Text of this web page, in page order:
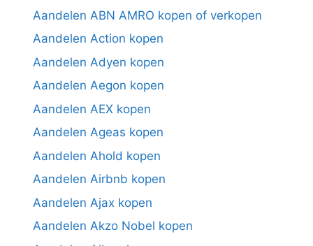
Aandelen ABN AMRO kopen of verkopen
Aandelen Action kopen
Aandelen Adyen kopen
Aandelen Aegon kopen
Aandelen AEX kopen
Aandelen Ageas kopen
Aandelen Ahold kopen
Aandelen Airbnb kopen
Aandelen Ajax kopen
Aandelen Akzo Nobel kopen